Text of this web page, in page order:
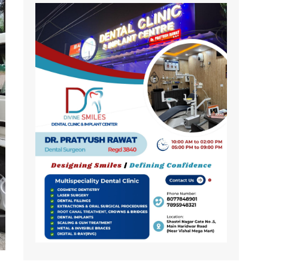
समाज
विमर्श
विज्ञान
वन्य जीव
महिला संसार
जीवन
कला
इतिहास